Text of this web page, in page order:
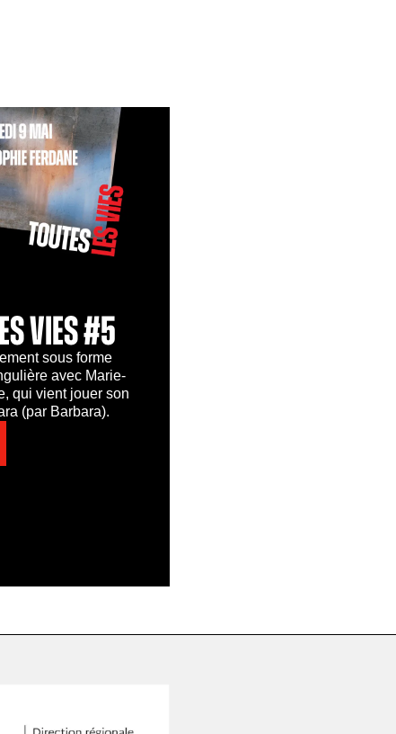
VIES #5
sous forme
avec Marie-
qui vient jouer son
(par Barbara).